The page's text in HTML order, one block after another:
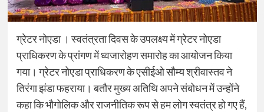
ग्रेटर नोएडा । स्वतंत्रता दिवस के उपलक्ष्य में ग्रेटर नोएडा
प्राधिकरण के प्रांगण में ध्वजारोहण समारोह का आयोजन किया
गया। ग्रेटर नोएडा प्राधिकरण के एसीईओ सौम्य श्रीवास्तव ने
तिरंगा झंडा फहराया। बतौर मुख्य अतिथि अपने संबोधन में उन्होंने
कहा कि भौगोलिक और राजनीतिक रूप से हम लोग स्वतंत्र हो गए हैं,